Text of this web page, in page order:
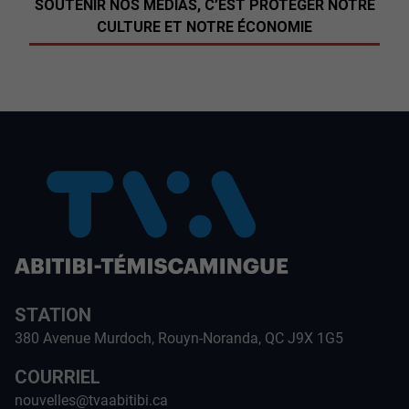
SOUTENIR NOS MÉDIAS, C’EST PROTÉGER NOTRE
CULTURE ET NOTRE ÉCONOMIE
STATION
380 Avenue Murdoch, Rouyn-Noranda, QC J9X 1G5
COURRIEL
nouvelles@tvaabitibi.ca